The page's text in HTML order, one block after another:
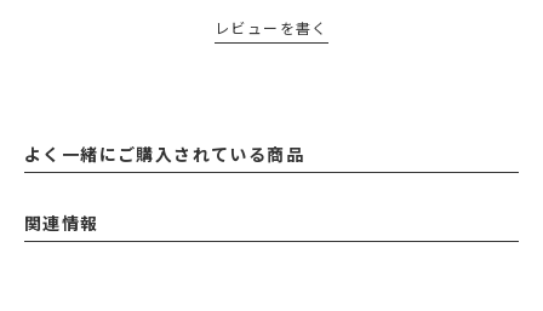
レビューを書く
よく一緒にご購入されている商品
関連情報